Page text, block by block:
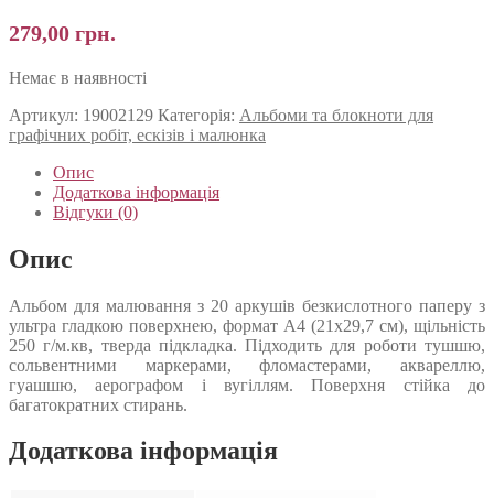
279,00 грн.
Немає в наявності
Артикул: 19002129 Категорія: Альбоми та блокноти для
графічних робіт, ескізів і малюнка
Опис
Додаткова інформація
Відгуки (0)
Опис
Альбом для малювання з 20 аркушів безкислотного паперу з
ультра гладкою поверхнею, формат А4 (21х29,7 см), щільність
250 г/м.кв, тверда підкладка. Підходить для роботи тушшю,
сольвентними маркерами, фломастерами, аквареллю,
гуашшю, аерографом і вугіллям. Поверхня стійка до
багатократних стирань.
Додаткова інформація